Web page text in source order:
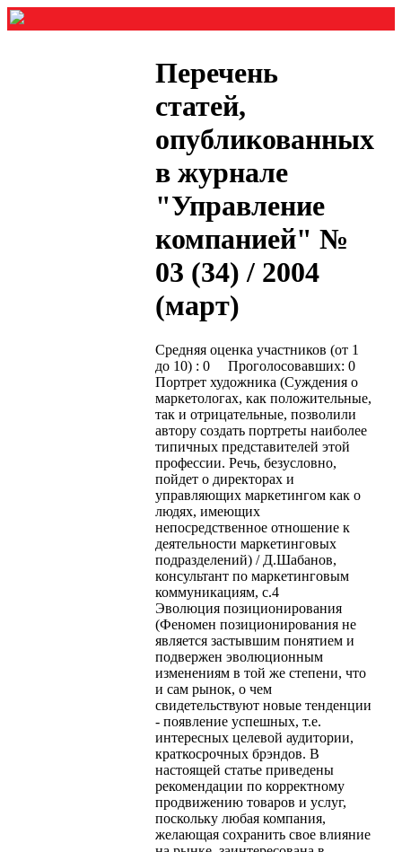
Перечень
статей,
опубликованных
в журнале
"Управление
компанией" №
03 (34) / 2004
(март)
Средняя оценка участников (от 1
до 10) : 0 Проголосовавших: 0
Портрет художника (Суждения о
маркетологах, как положительные,
так и отрицательные, позволили
автору создать портреты наиболее
типичных представителей этой
профессии. Речь, безусловно,
пойдет о директорах и
управляющих маркетингом как о
людях, имеющих
непосредственное отношение к
деятельности маркетинговых
подразделений) / Д.Шабанов,
консультант по маркетинговым
коммуникациям, с.4
Эволюция позиционирования
(Феномен позиционирования не
является застывшим понятием и
подвержен эволюционным
изменениям в той же степени, что
и сам рынок, о чем
свидетельствуют новые тенденции
- появление успешных, т.е.
интересных целевой аудитории,
краткосрочных брэндов. В
настоящей статье приведены
рекомендации по корректному
продвижению товаров и услуг,
поскольку любая компания,
желающая сохранить свое влияние